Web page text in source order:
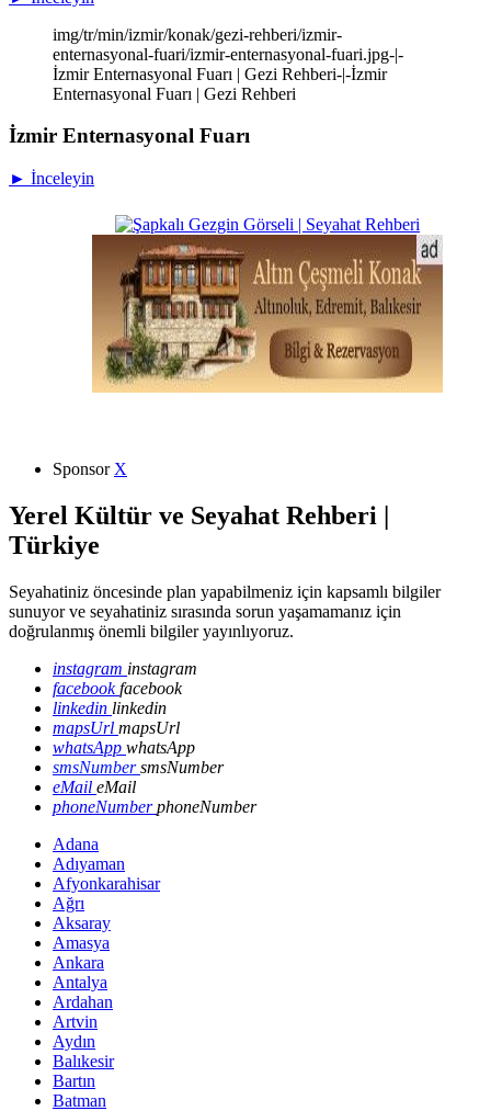
img/tr/min/izmir/konak/gezi-rehberi/izmir-
enternasyonal-fuari/izmir-enternasyonal-fuari.jpg-|-
İzmir Enternasyonal Fuarı | Gezi Rehberi-|-İzmir
Enternasyonal Fuarı | Gezi Rehberi
İzmir Enternasyonal Fuarı
► İnceleyin
Sponsor X
Yerel Kültür ve Seyahat Rehberi |
Türkiye
Seyahatiniz öncesinde plan yapabilmeniz için kapsamlı bilgiler
sunuyor ve seyahatiniz sırasında sorun yaşamamanız için
doğrulanmış önemli bilgiler yayınlıyoruz.
instagram instagram
facebookfacebook
linkedin linkedin
mapsUrl mapsUrl
whatsApp whatsApp
smsNumbersmsNumber
eMail eMail
phoneNumberphoneNumber
Adana
Adıyaman
Afyonkarahisar
Ağrı
Aksaray
Amasya
Ankara
Antalya
Ardahan
Artvin
Aydın
Balıkesir
Bartın
Batman